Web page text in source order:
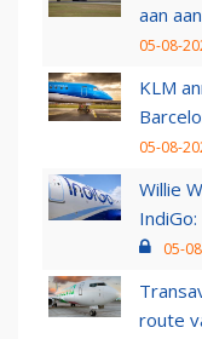
aan
05-08-
KLM
05-08-
Willie
05-
route